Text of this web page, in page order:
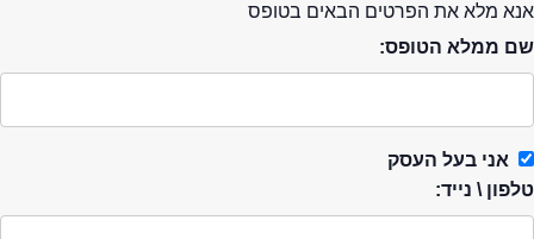
אנא מלא את הפרטים הבאים בטופס
שם ממלא הטופס:
אני בעל העסק
טלפון \ נייד: